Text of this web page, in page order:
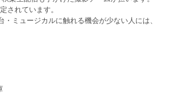
されています。
ミュージカルに触れる機会が少ない人には、